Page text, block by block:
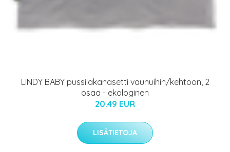
LINDY BABY pussilakanasetti vaunuihin/kehtoon, 2
osaa - ekologinen
20.49 EUR
LISÄTIETOJA